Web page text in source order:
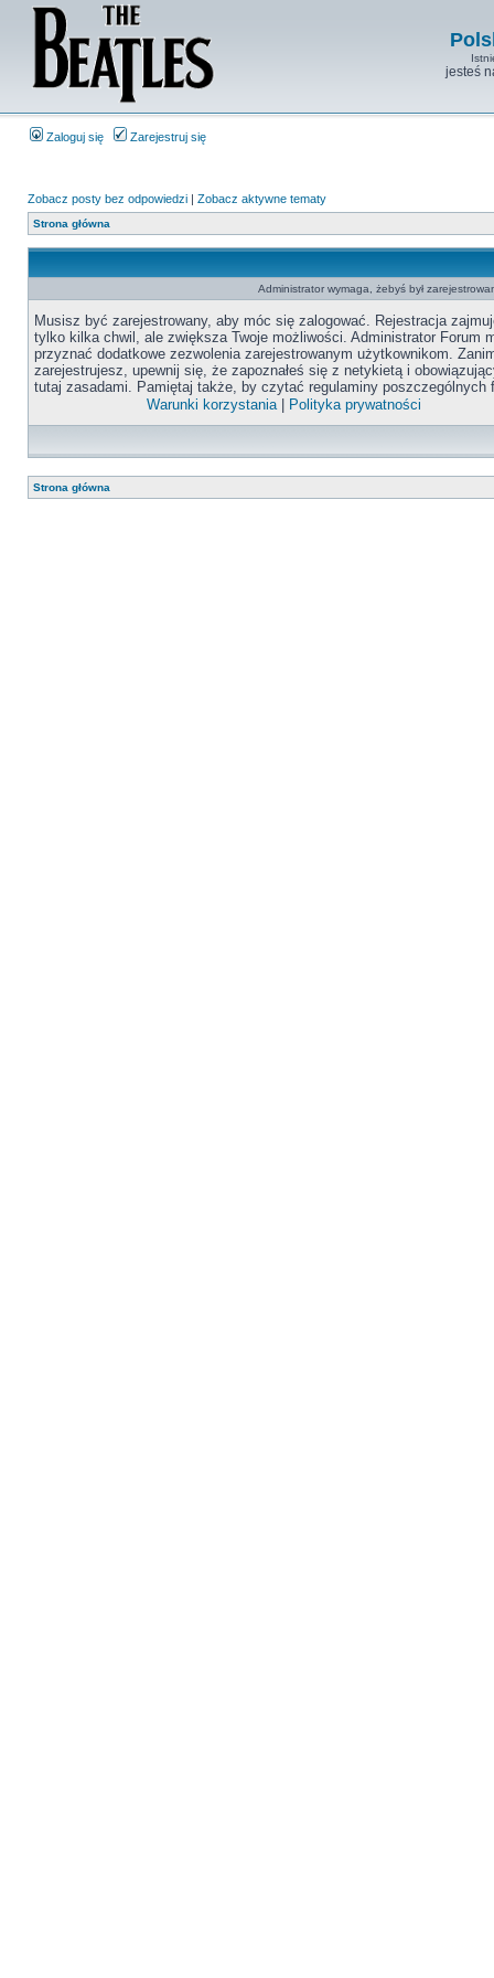
jesteś
Zaloguj się Zarejestruj się
Zobacz posty bez odpowiedzi | Zobacz aktywne tematy
Strona główna
Administrator wymaga, żebyś był
Musisz być zarejestrowany, aby móc się zalogować. Rejestracja
tylko kilka chwil, ale zwiększa Twoje możliwości. Administrator Forum
przyznać dodatkowe zezwolenia zarejestrowanym użytkownikom.
zarejestrujesz, upewnij się, że zapoznałeś się z netykietą i
tutaj zasadami. Pamiętaj także, by czytać regulaminy poszczególnych
Warunki korzystania| Polityka prywatności
Strona główna